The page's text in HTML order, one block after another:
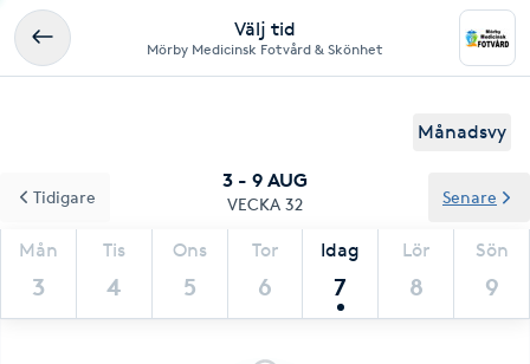
Välj tid
Mörby Medicinsk Fotvård & Skönhet
Månadsvy
3 - 9 AUG
VECKA 32
Mån
3
Tis
4
Ons
5
Tor
6
Idag
7
Lör
8
Sön
9
Tidigare Senare